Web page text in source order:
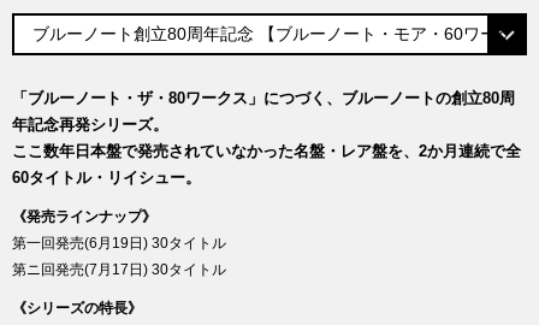
「ブルーノート・ザ・80ワークス」につづく、ブルーノートの創立80周
年記念再発シリーズ。
ここ数年日本盤で発売されていなかった名盤・レア盤を、2か月連続で全
60タイトル・リイシュー。
《発売ラインナップ》
第一回発売(6月19日) 30タイトル
第ニ回発売(7月17日) 30タイトル
《シリーズの特長》